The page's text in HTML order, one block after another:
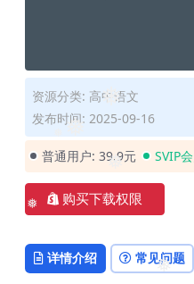
❅
❅
❅❅
❅
资源分类: 高中语文
发布时间: 2025-09-16
普通用户: 39.9元 SVIP
购买下载权限
详情介绍 常见问题